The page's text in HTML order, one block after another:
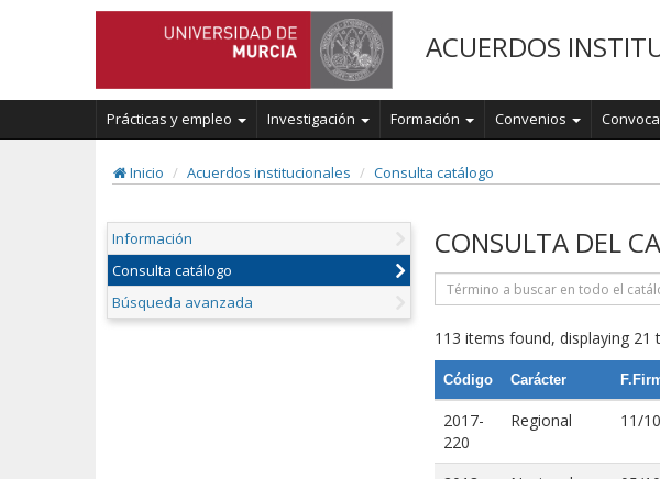
ACUERDOS
Prácticas y empleo Investigación Formación Convenios
Inicio Acuerdos institucionales Consulta catálogo
Información
Consulta catálogo
Búsqueda avanzada
CONSULTA DEL
113 items found, displaying 21
Código Carácter
2017-
220
Regional 11/